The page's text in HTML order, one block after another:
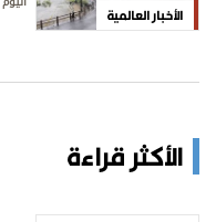
الأخبار العالمية
الأكثر قراءة